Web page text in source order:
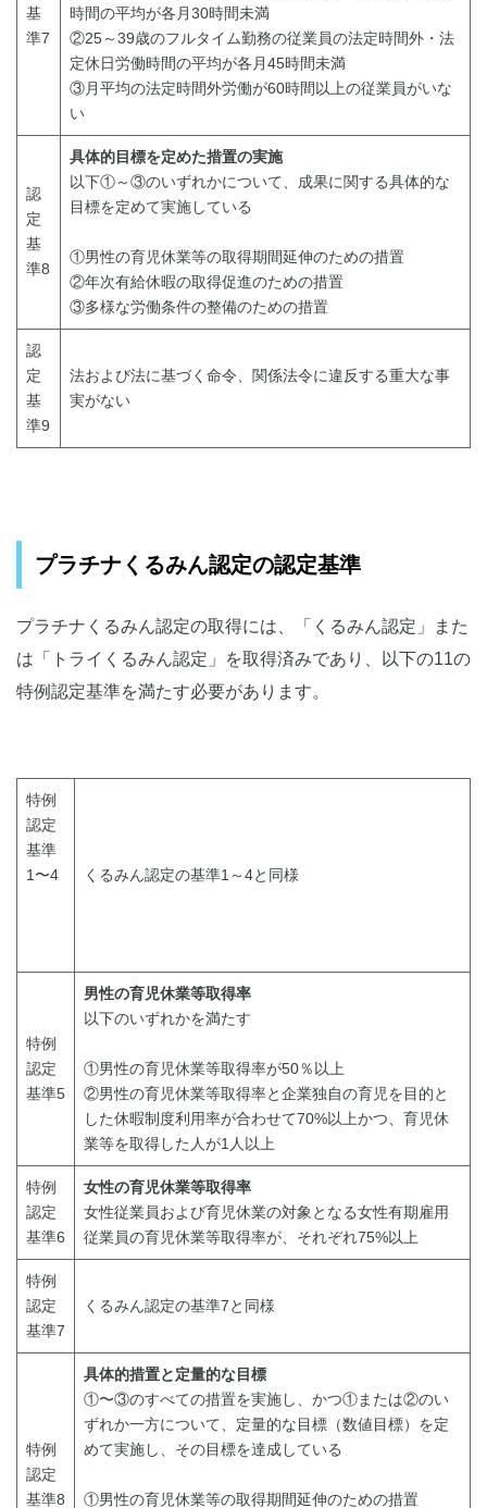
基
準7
時間の平均が各月30時間未満
②25～39歳のフルタイム勤務の従業員の法定時間外・法
定休日労働時間の平均が各月45時間未満
③月平均の法定時間外労働が60時間以上の従業員がいな
い
認
定
基
準8
具体的目標を定めた措置の実施
以下①～③のいずれかについて、成果に関する具体的な
目標を定めて実施している
①男性の育児休業等の取得期間延伸のための措置
②年次有給休暇の取得促進のための措置
③多様な労働条件の整備のための措置
認
定
基
準9
法および法に基づく命令、関係法令に違反する重大な事
実がない
プラチナくるみん認定の認定基準
プラチナくるみん認定の取得には、「くるみん認定」また
は「トライくるみん認定」を取得済みであり、以下の11の
特例認定基準を満たす必要があります。
特例
認定
基準
1〜4
くるみん認定の基準1～4と同様
特例
認定
基準5
男性の育児休業等取得率
以下のいずれかを満たす
①男性の育児休業等取得率が50％以上
②男性の育児休業等取得率と企業独自の育児を目的と
した休暇制度利用率が合わせて70%以上かつ、育児休
業等を取得した人が1人以上
特例
認定
基準6
女性の育児休業等取得率
女性従業員および育児休業の対象となる女性有期雇用
従業員の育児休業等取得率が、それぞれ75%以上
特例
認定
基準7
くるみん認定の基準7と同様
特例
認定
基準8
具体的措置と定量的な目標
①〜③のすべての措置を実施し、かつ①または②のい
ずれか一方について、定量的な目標（数値目標）を定
めて実施し、その目標を達成している
①男性の育児休業等の取得期間延伸のための措置